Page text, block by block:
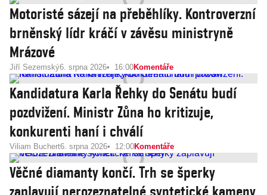
Motoristé sázejí na přeběhlíky. Kontroverzní
brněnský lídr kráčí v závěsu ministryně
Mrázové
Jiří Sezemský6. srpna 2026 16:00Komentáře
Kandidatura Karla Řehky do Senátu budí
pozdvižení. Ministr Zůna ho kritizuje,
konkurenti haní i chválí
Viliam Buchert6. srpna 2026 12:00Komentáře
Věčné diamanty končí. Trh se šperky
zaplavují nerozeznatelné syntetické kameny